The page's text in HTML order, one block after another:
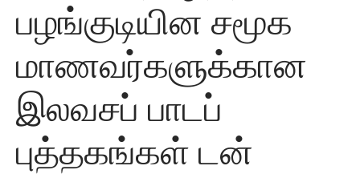
பழங்குடியின சமூக
மாணவர்களுக்கான
இலவசப் பாடப்
புத்தகங்கள் டன்